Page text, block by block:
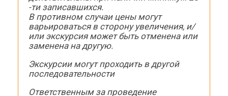
-ти записавшихся.
В противном случаи цены могут
варьироваться в сторону увеличения, и/
или экскурсия может быть отменена или
заменена на другую.
Экскурсии могут проходить в другой
последовательности
Ответственным за проведение